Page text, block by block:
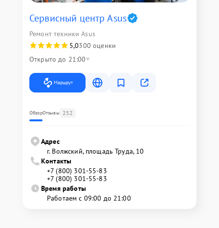
Сервисный центр Asus
Ремонт техники Asus
5,0300 оценки
Открыто до 21:00
Маршрут
ОбзорОтзывы 252
Адрес
г. Волжский, площадь Труда, 10
Контакты
+7 (800) 301-55-83
+7 (800) 301-55-83
Время работы
Работаем с 09:00 до 21:00